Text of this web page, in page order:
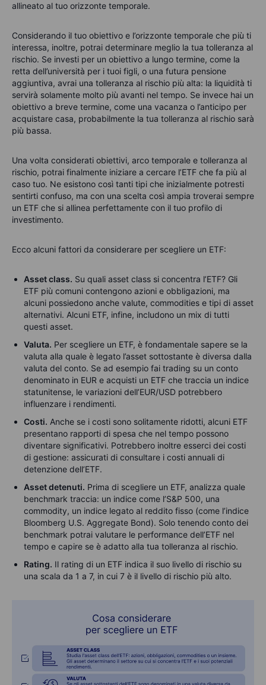
allineato al tuo orizzonte temporale.
Considerando il tuo obiettivo e l’orizzonte temporale che più ti
interessa, inoltre, potrai determinare meglio la tua tolleranza al
rischio. Se investi per un obiettivo a lungo termine, come la
retta dell’università per i tuoi figli, o una futura pensione
aggiuntiva, avrai una tolleranza al rischio più alta: la liquidità ti
servirà solamente molto più avanti nel tempo. Se invece hai un
obiettivo a breve termine, come una vacanza o l’anticipo per
acquistare casa, probabilmente la tua tolleranza al rischio sarà
più bassa.
Una volta considerati obiettivi, arco temporale e tolleranza al
rischio, potrai finalmente iniziare a cercare l’ETF che fa più al
caso tuo. Ne esistono così tanti tipi che inizialmente potresti
sentirti confuso, ma con una scelta così ampia troverai sempre
un ETF che si allinea perfettamente con il tuo profilo di
investimento.
Ecco alcuni fattori da considerare per scegliere un ETF:
Asset class. Su quali asset class si concentra l’ETF? Gli
ETF più comuni contengono azioni e obbligazioni, ma
alcuni possiedono anche valute, commodities e tipi di asset
alternativi. Alcuni ETF, infine, includono un mix di tutti
questi asset.
Valuta. Per scegliere un ETF, è fondamentale sapere se la
valuta alla quale è legato l’asset sottostante è diversa dalla
valuta del conto. Se ad esempio fai trading su un conto
denominato in EUR e acquisti un ETF che traccia un indice
statunitense, le variazioni dell’EUR/USD potrebbero
influenzare i rendimenti.
Costi. Anche se i costi sono solitamente ridotti, alcuni ETF
presentano rapporti di spesa che nel tempo possono
diventare significativi. Potrebbero inoltre esserci dei costi
di gestione: assicurati di consultare i costi annuali di
detenzione dell’ETF.
Asset detenuti. Prima di scegliere un ETF, analizza quale
benchmark traccia: un indice come l’S&P 500, una
commodity, un indice legato al reddito fisso (come l’indice
Bloomberg U.S. Aggregate Bond). Solo tenendo conto dei
benchmark potrai valutare le performance dell’ETF nel
tempo e capire se è adatto alla tua tolleranza al rischio.
Rating. Il rating di un ETF indica il suo livello di rischio su
una scala da 1 a 7, in cui 7 è il livello di rischio più alto.